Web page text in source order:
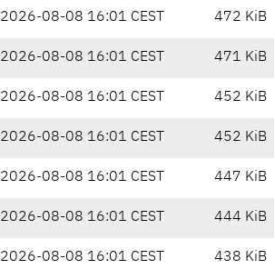
2026-08-08 16:01 CEST 472 KiB
2026-08-08 16:01 CEST 471 KiB
2026-08-08 16:01 CEST 452 KiB
2026-08-08 16:01 CEST 452 KiB
2026-08-08 16:01 CEST 447 KiB
2026-08-08 16:01 CEST 444 KiB
2026-08-08 16:01 CEST 438 KiB